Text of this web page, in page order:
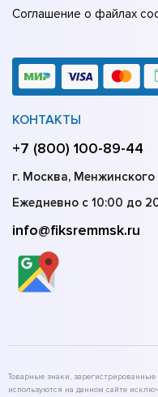
Соглашение о файлах
КОНТАКТЫ
+7 (800) 100-89-44
г. Москва, Менжинского
Ежедневно с 10:00 до
info@fiksremmsk.ru
Товарные знаки,
используются на данном сайте